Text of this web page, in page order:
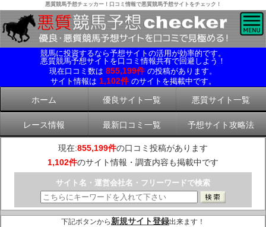
悪質競馬予想チェッカー！口コミ情報で悪質競馬予想サイトをチェック！
競馬に投資するなら予想サイトの活用が効率的です。
悪質競馬予想サイトを口コミ情報共有で回避しよう！
現在口コミ数は 855,199件 の投稿があります。
サイト情報は 1,102件 のサイトを掲載中です。
ホーム 優良サイト一覧 悪質サイト一覧
レース情報 最新口コミ一覧 予想サイト攻略法
現在:855,199件の口コミ投稿があります
1,102件のサイト情報・調査内容も掲載中です
サイト名・運営会社名・フリーワードで検索
下記ボタンから 新規サイト登録出来ます！